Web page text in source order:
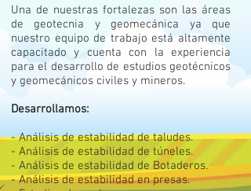
Una de nuestras fortalezas son las áreas
de geotecnia y geomecánica ya que
nuestro equipo de trabajo está altamente
capacitado y cuenta con la experiencia
para el desarrollo de estudios geotécnicos
y geomecánicos civiles y mineros.
Desarrollamos:
- Análisis de estabilidad de taludes.
- Análisis de estabilidad de túneles.
- Análisis de estabilidad de Botaderos.
- Análisis de estabilidad en presas.